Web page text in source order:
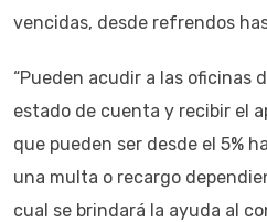
vencidas, desde refrendos
“Pueden acudir a las oficinas
estado de cuenta y recibir el
que pueden ser desde el 5%
una multa o recargo
cual se brindará la ayuda al